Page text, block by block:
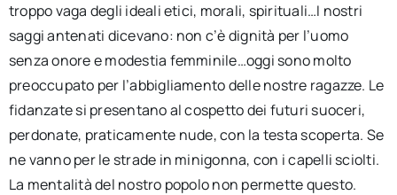
troppo vaga degli ideali etici, morali, spirituali…I nostri
saggi antenati dicevano: non c’è dignità per l’uomo
senza onore e modestia femminile…oggi sono molto
preoccupato per l’abbigliamento delle nostre ragazze. Le
fidanzate si presentano al cospetto dei futuri suoceri,
perdonate, praticamente nude, con la testa scoperta. Se
ne vanno per le strade in minigonna, con i capelli sciolti.
La mentalità del nostro popolo non permette questo.